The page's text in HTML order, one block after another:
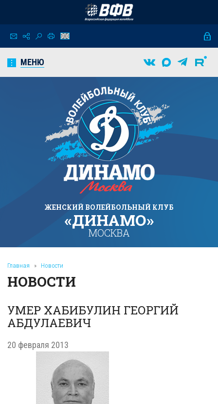
МЕНЮ
ЖЕНСКИЙ ВОЛЕЙБОЛЬНЫЙ КЛУБ
«ДИНАМО»
МОСКВА
Главная » Новости
НОВОСТИ
УМЕР ХАБИБУЛИН ГЕОРГИЙ
АБДУЛАЕВИЧ
20 февраля 2013